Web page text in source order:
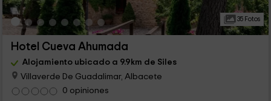
35 Fotos
Hotel Cueva Ahumada
Alojamiento ubicado a 9.9km de Siles
Villaverde De Guadalimar, Albacete
0 opiniones